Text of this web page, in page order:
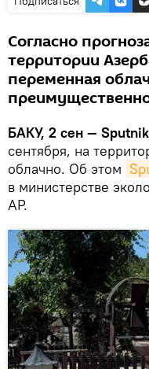
Согласно
территории
переменная
БАКУ, 2 сен —
сентября, на
облачно. Об этом
в министерстве
АР.